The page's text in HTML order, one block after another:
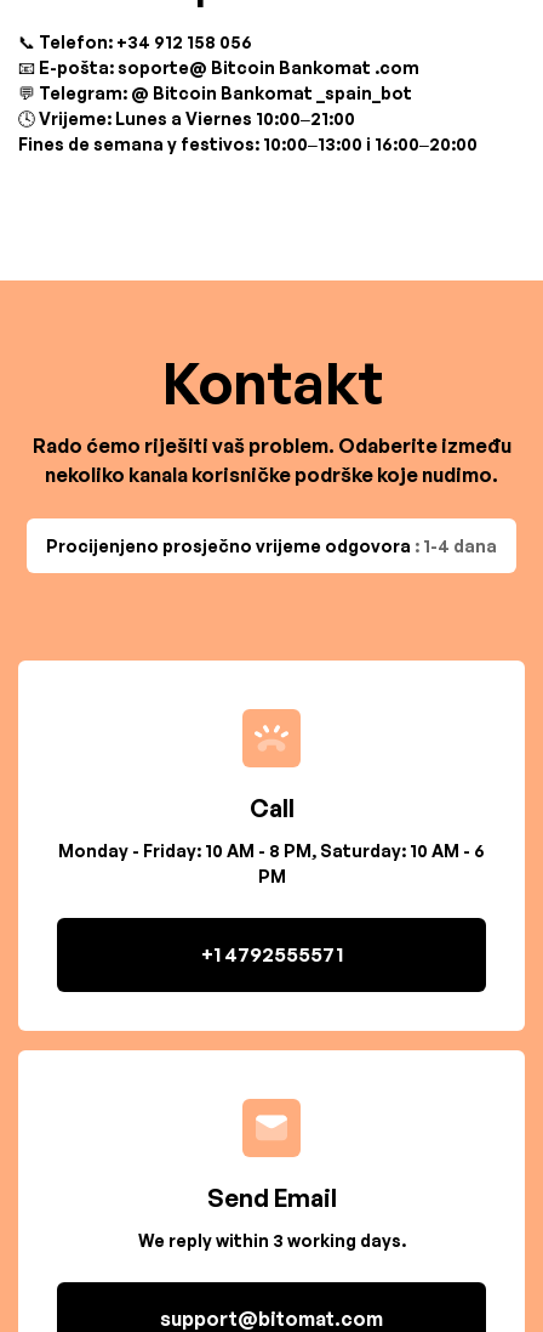
📞 Telefon: +34 912 158 056
📧 E-pošta: soporte@ Bitcoin Bankomat .com
💬 Telegram: @ Bitcoin Bankomat _spain_bot
🕓 Vrijeme: Lunes a Viernes 10:00–21:00
Fines de semana y festivos: 10:00–13:00 i 16:00–20:00
Kontakt
Rado ćemo riješiti vaš problem. Odaberite između
nekoliko kanala korisničke podrške koje nudimo.
Procijenjeno prosječno vrijeme odgovora : 1-4 dana
Call
Monday - Friday: 10 AM - 8 PM, Saturday: 10 AM - 6
PM
+1 4792555571
Send Email
We reply within 3 working days.
support@bitomat.com